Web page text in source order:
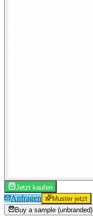
Jetzt kaufen
Anfragen
Muster jetzt
Buy a sample (unbranded)